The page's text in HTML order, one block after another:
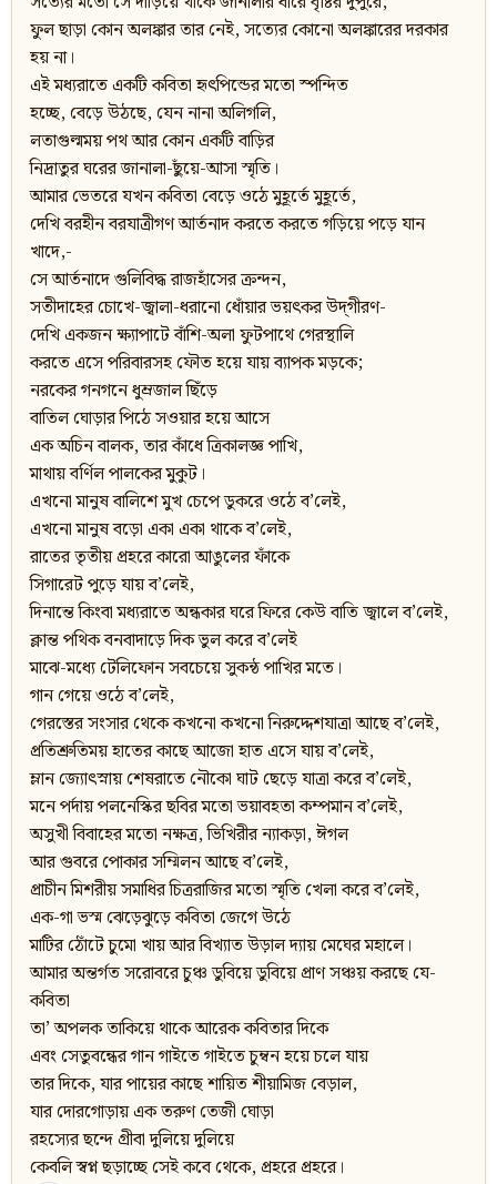
ফুল ছাড়া কোন অলঙ্কার তার নেই, সত্যের কোনো অলঙ্কারের দরকার
হয় না।
এই মধ্যরাতে একটি কবিতা হৃৎপিন্ডের মতো স্পন্দিত
হচ্ছে, বেড়ে উঠছে, যেন নানা অলিগলি,
লতাগুল্মময় পথ আর কোন একটি বাড়ির
নিদ্রাতুর ঘরের জানালা-ছুঁয়ে-আসা স্মৃতি।
আমার ভেতরে যখন কবিতা বেড়ে ওঠে মুহূর্তে মুহূর্তে,
দেখি বরহীন বরযাত্রীগণ আর্তনাদ করতে করতে গড়িয়ে পড়ে যান
খাদে,-
সে আর্তনাদে গুলিবিদ্ধ রাজহাঁসের ক্রন্দন,
সতীদাহের চোখে-জ্বালা-ধরানো ধোঁয়ার ভয়ৎকর উদ্‌গীরণ-
দেখি একজন ক্ষ্যাপাটে বাঁশি-অলা ফুটপাথে গেরস্থালি
করতে এসে পরিবারসহ ফৌত হয়ে যায় ব্যাপক মড়কে;
নরকের গনগনে ধুম্রজাল ছিঁড়ে
বাতিল ঘোড়ার পিঠে সওয়ার হয়ে আসে
এক অচিন বালক, তার কাঁধে ত্রিকালজ্ঞ পাখি,
মাথায় বর্ণিল পালকের মুকুট।
এখনো মানুষ বালিশে মুখ চেপে ডুকরে ওঠে ব’লেই,
এখনো মানুষ বড়ো একা একা থাকে ব’লেই,
রাতের তৃতীয় প্রহরে কারো আঙুলের ফাঁকে
সিগারেট পুড়ে যায় ব’লেই,
দিনান্তে কিংবা মধ্যরাতে অন্ধকার ঘরে ফিরে কেউ বাতি জ্বালে ব’লেই,
ক্লান্ত পথিক বনবাদাড়ে দিক ভুল করে ব’লেই
মাঝে-মধ্যে টেলিফোন সবচেয়ে সুকন্ঠ পাখির মতে।
গান গেয়ে ওঠে ব’লেই,
গেরস্তের সংসার থেকে কখনো কখনো নিরুদ্দেশযাত্রা আছে ব’লেই,
প্রতিশ্রুতিময় হাতের কাছে আজো হাত এসে যায় ব’লেই,
ম্লান জ্যোৎস্নায় শেষরাতে নৌকো ঘাট ছেড়ে যাত্রা করে ব’লেই,
মনে পর্দায় পলনেস্কির ছবির মতো ভয়াবহতা কম্পমান ব’লেই,
অসুখী বিবাহের মতো নক্ষত্র, ভিখিরীর ন্যাকড়া, ঈগল
আর গুবরে পোকার সম্মিলন আছে ব’লেই,
প্রাচীন মিশরীয় সমাধির চিত্ররাজির মতো স্মৃতি খেলা করে ব’লেই,
এক-গা ভস্ম ঝেড়েঝুড়ে কবিতা জেগে উঠে
মাটির ঠোঁটে চুমো খায় আর বিখ্যাত উড়াল দ্যায় মেঘের মহালে।
আমার অন্তর্গত সরোবরে চুঞ্চ ডুবিয়ে ডুবিয়ে প্রাণ সঞ্চয় করছে যে-
কবিতা
তা’ অপলক তাকিয়ে থাকে আরেক কবিতার দিকে
এবং সেতুবন্ধের গান গাইতে গাইতে চুম্বন হয়ে চলে যায়
তার দিকে, যার পায়ের কাছে শায়িত শীয়ামিজ বেড়াল,
যার দোরগোড়ায় এক তরুণ তেজী ঘোড়া
রহস্যের ছন্দে গ্রীবা দুলিয়ে দুলিয়ে
কেবলি স্বপ্ন ছড়াচ্ছে সেই কবে থেকে, প্রহরে প্রহরে।